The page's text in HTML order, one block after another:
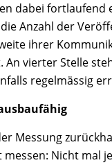
dabei
Anzahl der
ihrer
An vierter Stelle
regelmässig
Messung
messen: Nicht mal